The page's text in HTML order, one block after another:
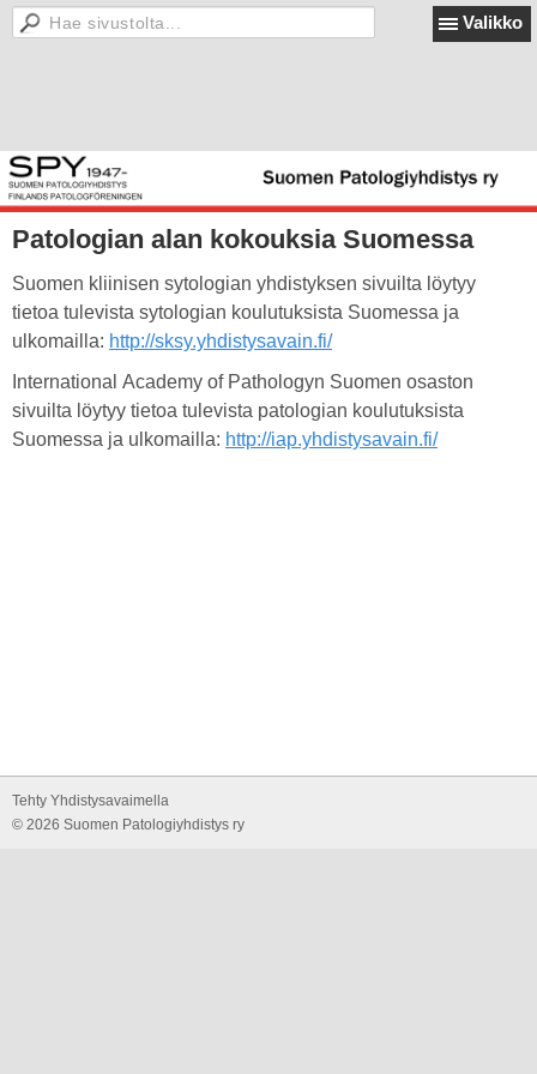
Valikko
Patologian alan kokouksia Suomessa
Suomen kliinisen sytologian yhdistyksen sivuilta löytyy
tietoa tulevista sytologian koulutuksista Suomessa ja
ulkomailla: http://sksy.yhdistysavain.fi/
International Academy of Pathologyn Suomen osaston
sivuilta löytyy tietoa tulevista patologian koulutuksista
Suomessa ja ulkomailla: http://iap.yhdistysavain.fi/
Tehty Yhdistysavaimella
© 2026 Suomen Patologiyhdistys ry